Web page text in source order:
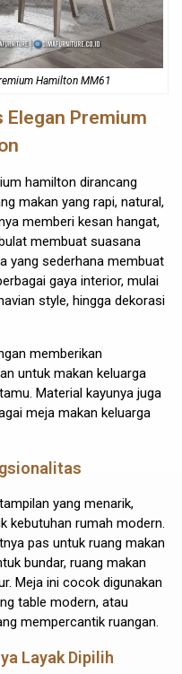
Hamilton MM61
Elegan Premium
hamilton dirancang
makan yang rapi, natural,
memberi kesan hangat,
membuat suasana
yang sederhana membuat
gaya interior, mulai
style, hingga dekorasi
memberikan
untuk makan keluarga
Material kayunya juga
meja makan keluarga
yang menarik,
kebutuhan rumah modern.
pas untuk ruang makan
bundar, ruang makan
Meja ini cocok digunakan
table modern, atau
mempercantik ruangan.
Layak Dipilih